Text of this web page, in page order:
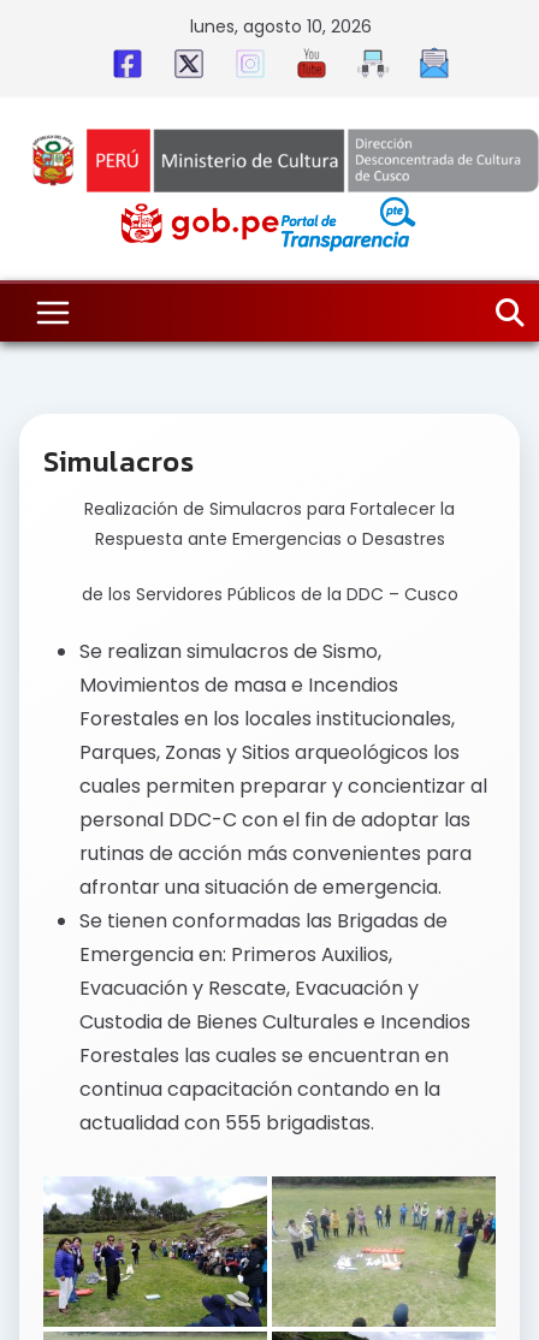
lunes, agosto 10, 2026
Simulacros
Realización de Simulacros para Fortalecer la
Respuesta ante Emergencias o Desastres
de los Servidores Públicos de la DDC – Cusco
Se realizan simulacros de Sismo,
Movimientos de masa e Incendios
Forestales en los locales institucionales,
Parques, Zonas y Sitios arqueológicos los
cuales permiten preparar y concientizar al
personal DDC-C con el fin de adoptar las
rutinas de acción más convenientes para
afrontar una situación de emergencia.
Se tienen conformadas las Brigadas de
Emergencia en: Primeros Auxilios,
Evacuación y Rescate, Evacuación y
Custodia de Bienes Culturales e Incendios
Forestales las cuales se encuentran en
continua capacitación contando en la
actualidad con 555 brigadistas.